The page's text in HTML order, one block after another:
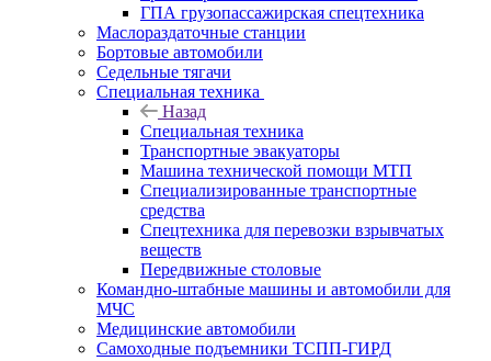
ГПА грузопассажирская спецтехника
Маслораздаточные станции
Бортовые автомобили
Седельные тягачи
Специальная техника
Назад
Специальная техника
Транспортные эвакуаторы
Машина технической помощи МТП
Специализированные транспортные
средства
Спецтехника для перевозки взрывчатых
веществ
Передвижные столовые
Командно-штабные машины и автомобили для
МЧС
Медицинские автомобили
Самоходные подъемники ТСПП-ГИРД